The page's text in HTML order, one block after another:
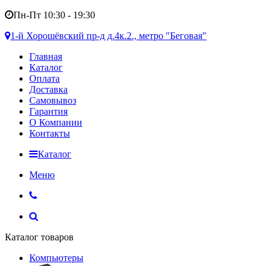
Пн-Пт 10:30 - 19:30
1-й Хорошёвский пр-д д.4к.2., метро "Беговая"
Главная
Каталог
Оплата
Доставка
Самовывоз
Гарантия
О Компании
Контакты
Каталог
Меню
Каталог товаров
Компьютеры